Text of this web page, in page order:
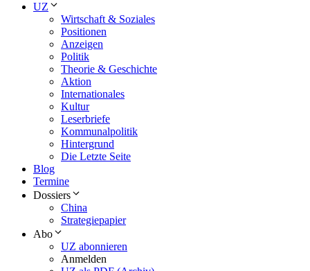
UZ
Wirtschaft & Soziales
Positionen
Anzeigen
Politik
Theorie & Geschichte
Aktion
Internationales
Kultur
Leserbriefe
Kommunalpolitik
Hintergrund
Die Letzte Seite
Blog
Termine
Dossiers
China
Strategiepapier
Abo
UZ abonnieren
Anmelden